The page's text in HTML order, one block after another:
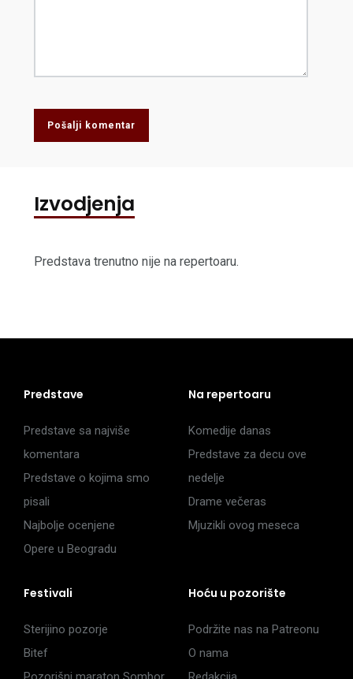
Pošalji komentar
Izvodjenja
Predstava trenutno nije na repertoaru.
Predstave
Predstave sa najviše
komentara
Predstave o kojima smo
pisali
Najbolje ocenjene
Opere u Beogradu
Na repertoaru
Komedije danas
Predstave za decu ove
nedelje
Drame večeras
Mjuzikli ovog meseca
Festivali
Sterijino pozorje
Bitef
Hoću u pozorište
Podržite nas na Patreonu
O nama